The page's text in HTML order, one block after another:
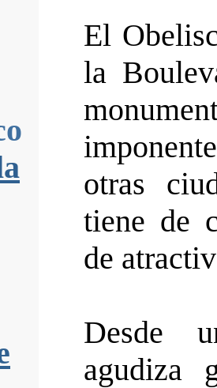
El
la
otras
tiene de
de
Desde
agudiza